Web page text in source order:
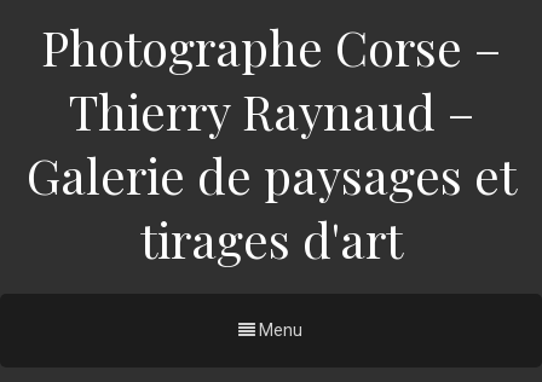
Photographe Corse –
Thierry Raynaud –
Galerie de paysages et
tirages d'art
Menu